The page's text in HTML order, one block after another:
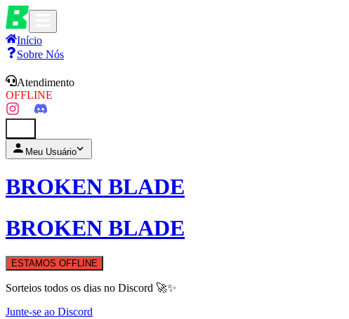
Início
Sobre Nós
Atendimento
OFFLINE
Meu Usuário
BROKEN BLADE
BROKEN BLADE
ESTAMOS OFFLINE
Sorteios todos os dias no Discord 🚀✨
Junte-se ao Discord